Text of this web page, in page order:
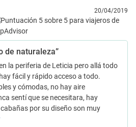
20/04/2019
de naturaleza”
la periferia de Leticia pero allá todo
fácil y rápido acceso a todo.
y cómodas, no hay aire
sentí que se necesitara, hay
por su diseño son muy